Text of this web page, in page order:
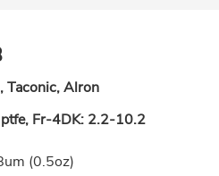
Taconic, Alron
Fr-4DK: 2.2-10.2
(0.5oz)